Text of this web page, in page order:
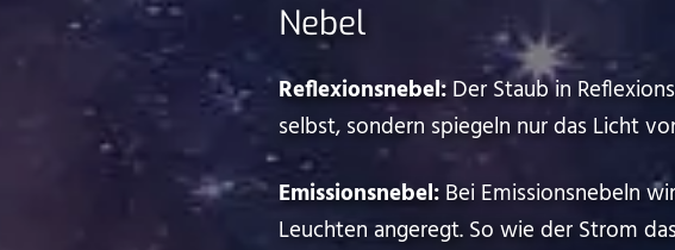
Nebel
Reflexionsnebel: Der Staub in
selbst, sondern spiegeln nur das Licht
Emissionsnebel: Bei Emissionsnebeln
Leuchten angeregt. So wie der Strom